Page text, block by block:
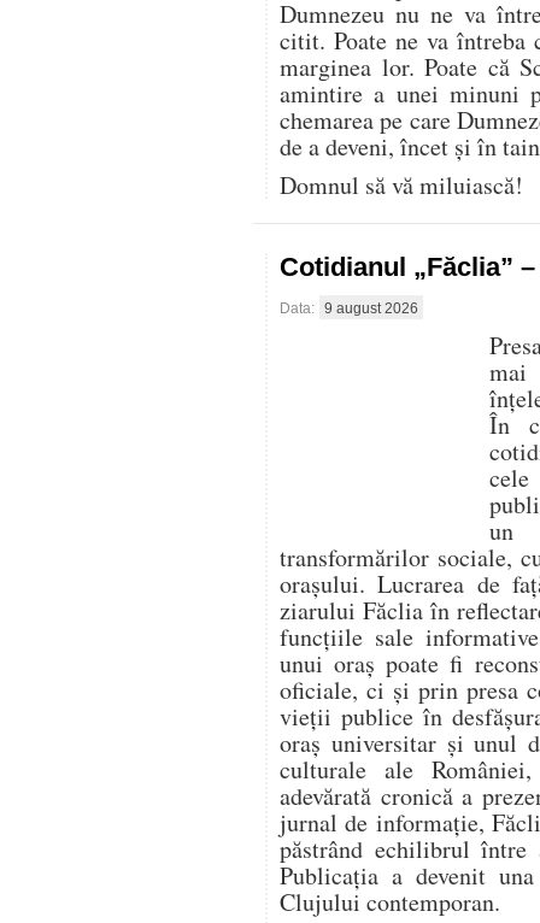
Dumnezeu nu ne va
citit. Poate ne va întreba
marginea lor. Poate că
amintire a unei minuni
chemarea pe care
de a deveni, încet și în
Domnul să vă miluiască!
Cotidianul „Făclia”
Data: 9 august 2026
În
un
transformărilor sociale,
orașului. Lucrarea de
ziarului Făclia în
funcțiile sale
unui oraș poate fi
oficiale, ci și prin presa
vieții publice în
oraș universitar și unul
culturale ale
adevărată cronică a
jurnal de informație,
păstrând echilibrul între
Publicația a devenit
Clujului contemporan.